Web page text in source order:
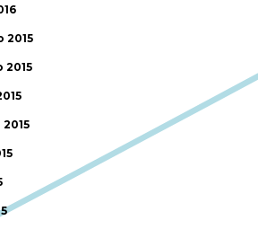
2015
2015